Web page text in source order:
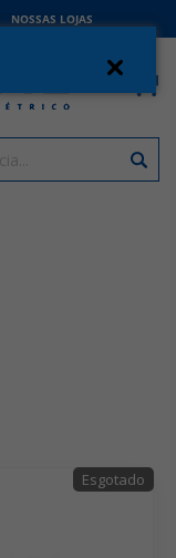
NOSSAS LOJAS